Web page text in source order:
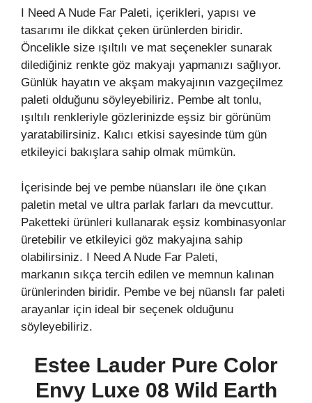
I Need A Nude Far Paleti, içerikleri, yapısı ve
tasarımı ile dikkat çeken ürünlerden biridir.
Öncelikle size ışıltılı ve mat seçenekler sunarak
dilediğiniz renkte göz makyajı yapmanızı sağlıyor.
Günlük hayatın ve akşam makyajının vazgeçilmez
paleti olduğunu söyleyebiliriz. Pembe alt tonlu,
ışıltılı renkleriyle gözlerinizde eşsiz bir görünüm
yaratabilirsiniz. Kalıcı etkisi sayesinde tüm gün
etkileyici bakışlara sahip olmak mümkün.
İçerisinde bej ve pembe nüansları ile öne çıkan
paletin metal ve ultra parlak farları da mevcuttur.
Paketteki ürünleri kullanarak eşsiz kombinasyonlar
üretebilir ve etkileyici göz makyajına sahip
olabilirsiniz. I Need A Nude Far Paleti,
markanın sıkça tercih edilen ve memnun kalınan
ürünlerinden biridir. Pembe ve bej nüanslı far paleti
arayanlar için ideal bir seçenek olduğunu
söyleyebiliriz.
Estee Lauder Pure Color
Envy Luxe 08 Wild Earth